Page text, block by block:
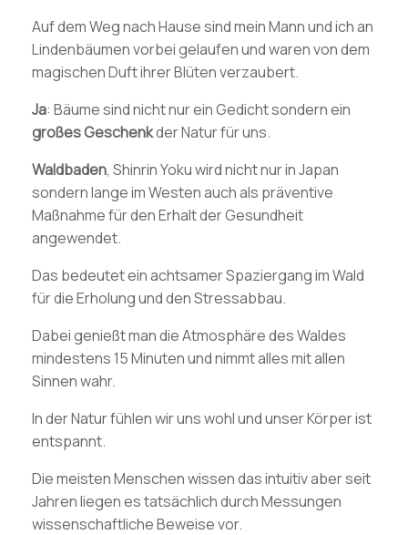
Auf dem Weg nach Hause sind mein Mann und ich an
Lindenbäumen vorbei gelaufen und waren von dem
magischen Duft ihrer Blüten verzaubert.
Ja: Bäume sind nicht nur ein Gedicht sondern ein
großes Geschenkder Natur für uns.
Waldbaden, Shinrin Yoku wird nicht nur in Japan
sondern lange im Westen auch als präventive
Maßnahme für den Erhalt der Gesundheit
angewendet.
Das bedeutet ein achtsamer Spaziergang im Wald
für die Erholung und den Stressabbau.
Dabei genießt man die Atmosphäre des Waldes
mindestens 15 Minuten und nimmt alles mit allen
Sinnen wahr.
In der Natur fühlen wir uns wohl und unser Körper ist
entspannt.
Die meisten Menschen wissen das intuitiv aber seit
Jahren liegen es tatsächlich durch Messungen
wissenschaftliche Beweise vor.